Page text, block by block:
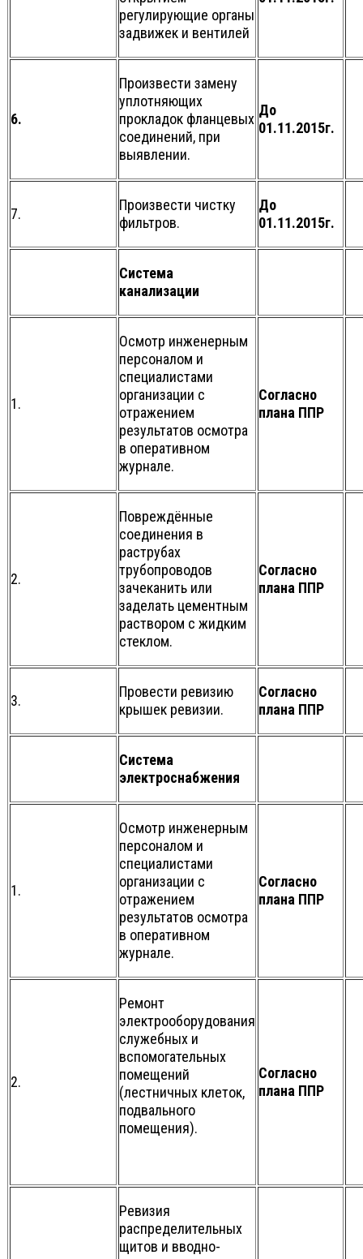
регулирующие органы
задвижек и вентилей
6.
Произвести замену
уплотняющих
прокладок фланцевых
соединений, при
выявлении.
До
01.11.2015г.
7.
Произвести чистку
фильтров.
До
01.11.2015г.
Система
канализации
1.
Осмотр инженерным
персоналом и
специалистами
организации с
отражением
результатов осмотра
в оперативном
журнале.
Согласно
плана ППР
2.
Повреждённые
соединения в
раструбах
трубопроводов
зачеканить или
заделать цементным
раствором с жидким
стеклом.
Согласно
плана ППР
3.
Провести ревизию
крышек ревизии.
Согласно
плана ППР
Система
электроснабжения
1.
Осмотр инженерным
персоналом и
специалистами
организации с
отражением
результатов осмотра
в оперативном
журнале.
Согласно
плана ППР
2.
Ремонт
электрооборудования
служебных и
вспомогательных
помещений
(лестничных клеток,
подвального
помещения).
Согласно
плана ППР
Ревизия
распределительных
щитов и вводно-